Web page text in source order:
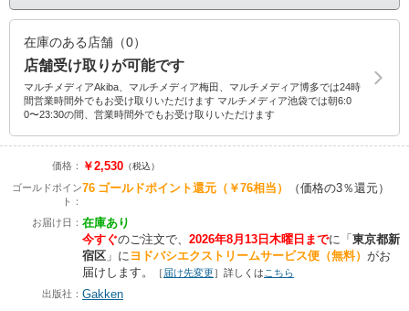
在庫のある店舗（0）
店舗受け取りが可能です
マルチメディアAkiba、マルチメディア梅田、マルチメディア博多では24時
間営業時間外でもお受け取りいただけます マルチメディア池袋では朝6:0
0〜23:30の間、営業時間外でもお受け取りいただけます
価格： ￥2,530 （税込）
ゴールドポイン
ト：
76 ゴールドポイント還元 （￥76相当） （価格の3％還元）
お届け日： 在庫あり
今すぐのご注文で、 2026年8月13日木曜日までに 「 東京都新
宿区 」に ヨドバシエクストリームサービス便（無料） がお
届けします。
［届け先変更］詳しくは こちら
出版社： Gakken